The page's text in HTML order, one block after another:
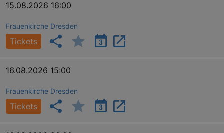
15.08.2026 16:00
Frauenkirche Dresden
Tickets
16.08.2026 15:00
Frauenkirche Dresden
Tickets